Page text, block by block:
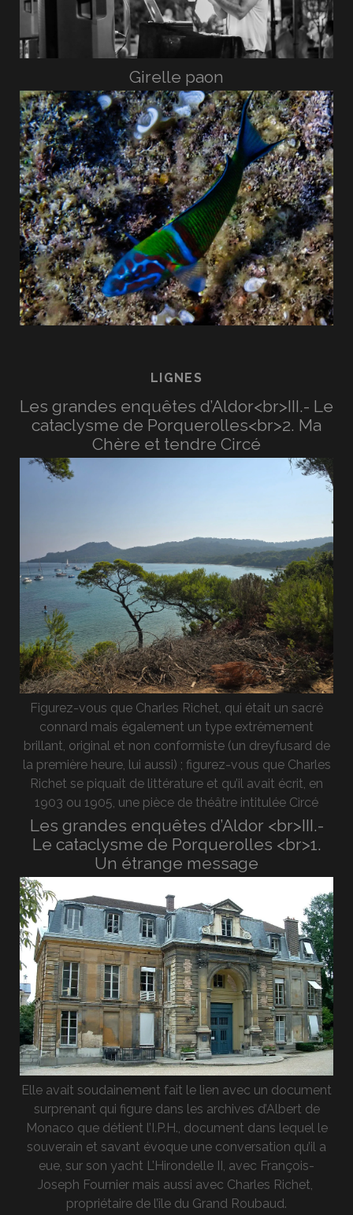
Girelle paon
LIGNES
Les grandes enquêtes d’Aldor<br>III.- Le
cataclysme de Porquerolles<br>2. Ma
Chère et tendre Circé
Figurez-vous que Charles Richet, qui était un sacré
connard mais également un type extrêmement
brillant, original et non conformiste (un dreyfusard de
la première heure, lui aussi) ; figurez-vous que Charles
Richet se piquait de littérature et qu’il avait écrit, en
1903 ou 1905, une pièce de théâtre intitulée Circé
Les grandes enquêtes d’Aldor <br>III.-
Le cataclysme de Porquerolles <br>1.
Un étrange message
Elle avait soudainement fait le lien avec un document
surprenant qui figure dans les archives d’Albert de
Monaco que détient l’I.P.H., document dans lequel le
souverain et savant évoque une conversation qu’il a
eue, sur son yacht L’Hirondelle II, avec François-
Joseph Fournier mais aussi avec Charles Richet,
propriétaire de l’île du Grand Roubaud.